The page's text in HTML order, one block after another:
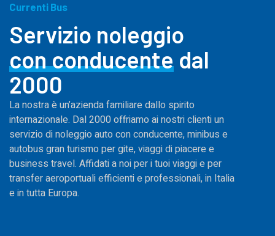
Currenti Bus
Servizio noleggio
con conducente dal
2000
La nostra è un’azienda familiare dallo spirito
internazionale. Dal 2000 offriamo ai nostri clienti un
servizio di noleggio auto con conducente, minibus e
autobus gran turismo per gite, viaggi di piacere e
business travel. Affidati a noi per i tuoi viaggi e per
transfer aeroportuali efficienti e professionali, in Italia
e in tutta Europa.